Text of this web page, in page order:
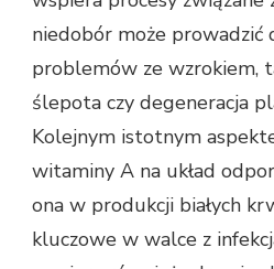
niedobór może prowadzić
problemów ze wzrokiem,
ślepota czy degeneracja
Kolejnym istotnym
witaminy A na układ
ona w produkcji białych
kluczowe w walce z